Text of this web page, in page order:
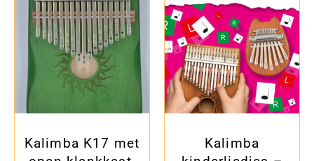
Kalimba K17 met
Kalimba